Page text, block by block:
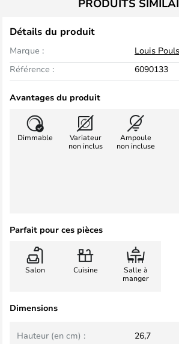
PRODUITS
Détails du produit
Marque :
Louis
Référence :
6090133
Avantages du produit
Dimmable
Variateur
non inclus
Ampoule
non incluse
Parfait pour ces pièces
Salon Cuisine
Salle à
manger
Dimensions
Hauteur (en cm) :
26,7